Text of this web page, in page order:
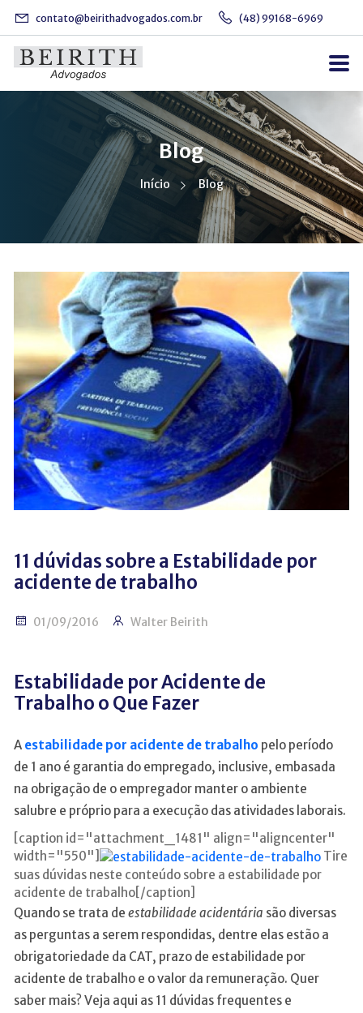
contato@beirithadvogados.com.br (48) 99168-6969
Blog
Início Blog
11 dúvidas sobre a Estabilidade por
acidente de trabalho
01/09/2016 Walter Beirith
Estabilidade por Acidente de
Trabalho o Que Fazer
A estabilidade por acidente de trabalho pelo período
de 1 ano é garantia do empregado, inclusive, embasada
na obrigação de o empregador manter o ambiente
salubre e próprio para a execução das atividades laborais.
[caption id="attachment_1481" align="aligncenter"
width="550"]
Tire
suas dúvidas neste conteúdo sobre a estabilidade por
acidente de trabalho[/caption]
Quando se trata de estabilidade acidentária são diversas
as perguntas a serem respondidas, dentre elas estão a
obrigatoriedade da CAT, prazo de estabilidade por
acidente de trabalho e o valor da remuneração. Quer
saber mais? Veja aqui as 11 dúvidas frequentes e